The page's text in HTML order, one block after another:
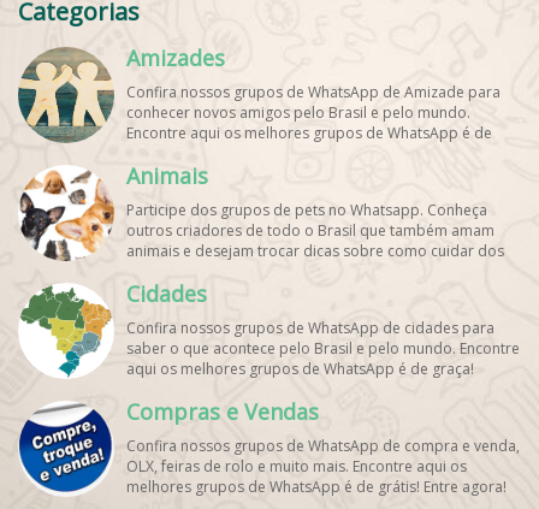
Categorias
Amizades
Confira nossos grupos de WhatsApp de Amizade para
conhecer novos amigos pelo Brasil e pelo mundo.
Encontre aqui os melhores grupos de WhatsApp é de
Animais
Participe dos grupos de pets no Whatsapp. Conheça
outros criadores de todo o Brasil que também amam
animais e desejam trocar dicas sobre como cuidar dos
graça!
Cidades
Confira nossos grupos de WhatsApp de cidades para
saber o que acontece pelo Brasil e pelo mundo. Encontre
aqui os melhores grupos de WhatsApp é de graça!
Compras e Vendas
Confira nossos grupos de WhatsApp de compra e venda,
OLX, feiras de rolo e muito mais. Encontre aqui os
melhores grupos de WhatsApp é de grátis! Entre agora!